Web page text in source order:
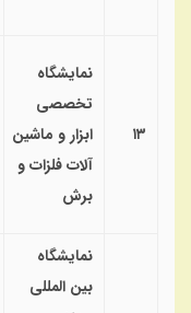
۱۳
نمایشگاه
تخصصی
ابزار و ماشین
آلات فلزات و
برش
نمایشگاه
بین المللی